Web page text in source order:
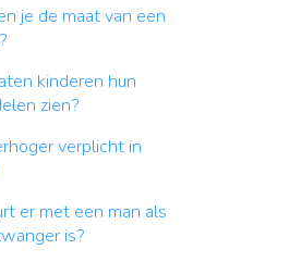
je de maat van een
kinderen hun
zien?
verplicht in
er met een man als
is?